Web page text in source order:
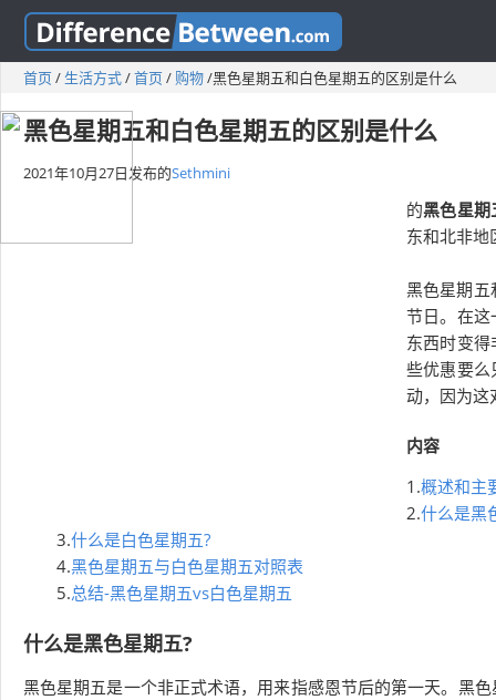
首页/ 生活方式/首页/ 购物/黑色星期五和白色星期五的区别是什么
黑色星期五和白色星期五的区别是什么
2021年10月27日发布的Sethmini
的黑色星期
东和北非地
黑色星期五
节日。在这
东西时变
些优惠要么
动，因为这
内容
1.概述和主
2.什么是黑
3.什么是白色星期五?
4.黑色星期五与白色星期五对照表
5.总结-黑色星期五vs白色星期五
什么是黑色星期五?
黑色星期五是一个非正式术语，用来指感恩节后的第一天。黑